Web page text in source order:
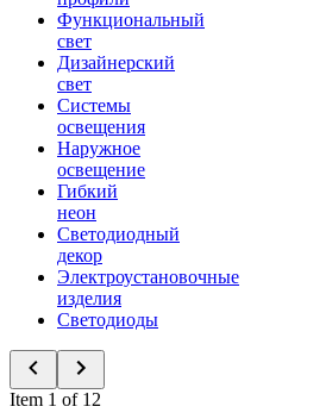
Функциональный
свет
Дизайнерский
свет
Системы
освещения
Наружное
освещение
Гибкий
неон
Светодиодный
декор
Электроустановочные
изделия
Светодиоды
Item 1 of 12